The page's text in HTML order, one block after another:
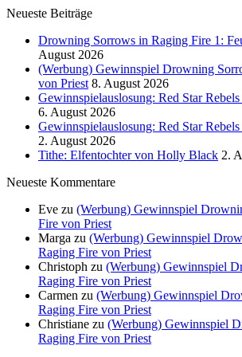
Neueste Beiträge
Drowning Sorrows in Raging Fire 1:
August 2026
(Werbung) Gewinnspiel Drowning
von Priest 8. August 2026
Gewinnspielauslosung: Red Star
6. August 2026
Gewinnspielauslosung: Red Star
2. August 2026
Tithe: Elfentochter von Holly Black 2.
Neueste Kommentare
Eve zu (Werbung) Gewinnspiel
Fire von Priest
Marga zu (Werbung) Gewinnspiel
Raging Fire von Priest
Christoph zu (Werbung) Gewinnspiel
Raging Fire von Priest
Carmen zu (Werbung) Gewinnspiel
Raging Fire von Priest
Christiane zu (Werbung) Gewinnspiel
Raging Fire von Priest